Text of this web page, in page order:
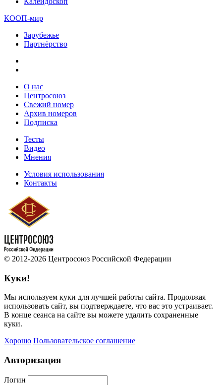
КООП-мир
Зарубежье
Партнёрство
О нас
Центросоюз
Свежий номер
Архив номеров
Подписка
Тесты
Видео
Мнения
Условия использования
Контакты
© 2012-2026 Центросоюз Российской Федерации
Куки!
Мы используем куки для лучшей работы сайта. Продолжая
использовать сайт, вы подтверждаете, что вас это устраивает.
В конце сеанса на сайте вы можете удалить сохраненные
куки.
Хорошо Пользовательское соглашение
Авторизация
Логин